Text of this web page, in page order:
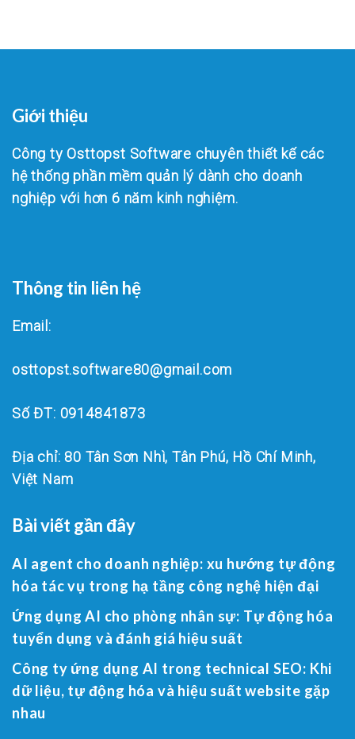
Giới thiệu
Công ty Osttopst Software chuyên thiết kế các
hệ thống phần mềm quản lý dành cho doanh
nghiệp với hơn 6 năm kinh nghiệm.
Thông tin liên hệ
Email:
osttopst.software80@gmail.com
Số ĐT: 0914841873
Địa chỉ: 80 Tân Sơn Nhì, Tân Phú, Hồ Chí Minh,
Việt Nam
Bài viết gần đây
AI agent cho doanh nghiệp: xu hướng tự động
hóa tác vụ trong hạ tầng công nghệ hiện đại
Ứng dụng AI cho phòng nhân sự: Tự động hóa
tuyển dụng và đánh giá hiệu suất
Công ty ứng dụng AI trong technical SEO: Khi
dữ liệu, tự động hóa và hiệu suất website gặp
nhau